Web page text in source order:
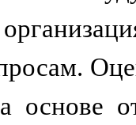
основе